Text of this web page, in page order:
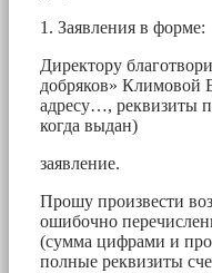
1. Заявления в форме:
Директору
добряков»
адресу…, реквизиты
когда выдан)
заявление.
Прошу произвести
ошибочно
(сумма цифрами и
полные реквизиты